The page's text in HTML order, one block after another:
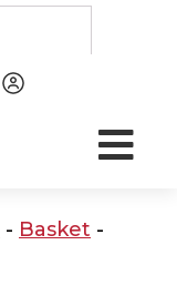
- Basket -